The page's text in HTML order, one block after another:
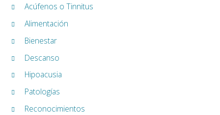
Acúfenos o Tinnitus
Alimentación
Bienestar
Descanso
Hipoacusia
Patologías
Reconocimientos